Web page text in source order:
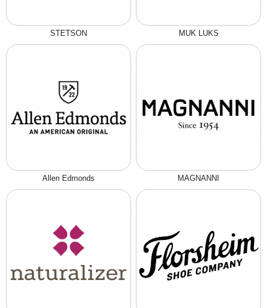
STETSON MUK LUKS
Allen Edmonds MAGNANNI